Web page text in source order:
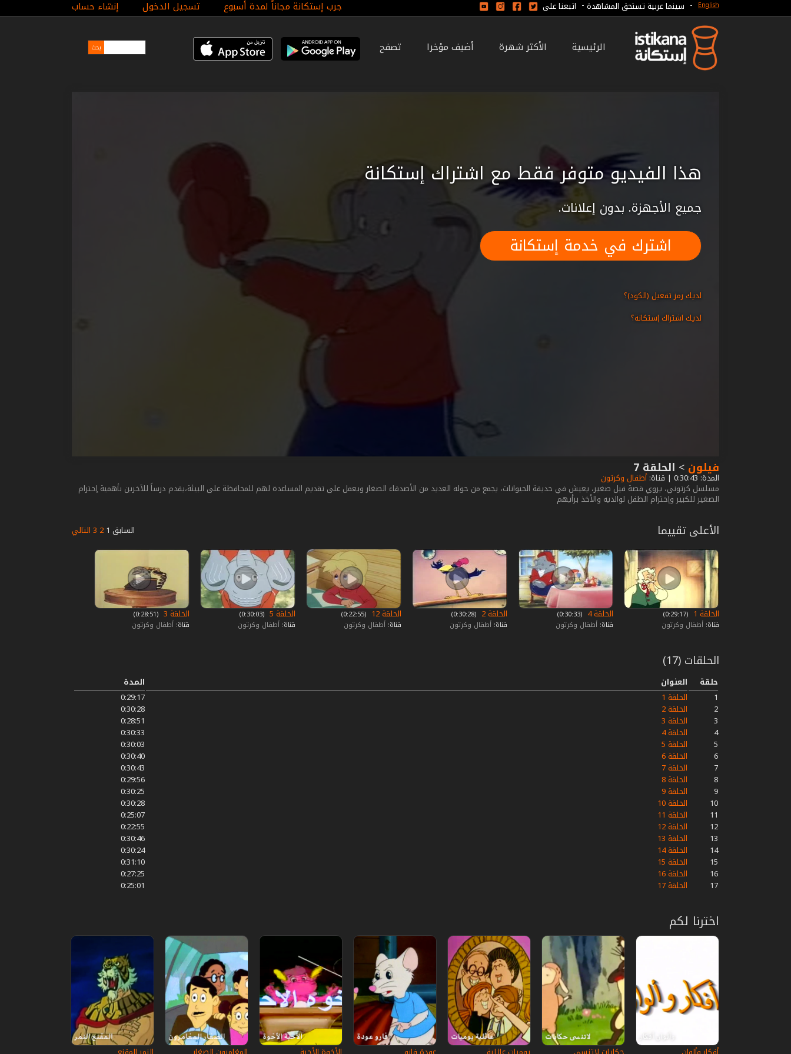
جرب إستكانة مجاناً لمدة أسبوع تسجيل الدخول إنشاء حساب English
- سينما عربية تستحق المشاهدة - اتبعنا على
الرئيسية الأكثر شهرة أضيف مؤخرا تصفح
هذا الفيديو متوفر فقط مع اشتراك إستكانة
جميع الأجهزة. بدون إعلانات.
اشترك في خدمة إستكانة
لديك رمز تفعيل (الكود)؟
لديك اشتراك إستكانة؟
فيلون > الحلقة 7
المدة: 0:30:43 | قناة: أطفال وكرتون
مسلسل كرتوني، يروي قصة فيل صغير، يعيش في حديقة الحيوانات، يجمع من حوله العديد من الأصدقاء الصغار ويعمل على تقديم المساعدة لهم للمحافظة على البيئة،يقدم درساً للآخرين بأهمية إحترام
الصغير للكبير وإحترام الطفل لوالديه والأخذ برأيهم
السابق 1
2
3 التالي الأعلى تقييما
الحلقة 1
‏ (0:29:17)
قناة: أطفال وكرتون
الحلقة 4
‏ (0:30:33)
قناة: أطفال وكرتون
الحلقة 2
‏ (0:30:28)
قناة: أطفال وكرتون
الحلقة 12
‏ (0:22:55)
قناة: أطفال وكرتون
الحلقة 5
‏ (0:30:03)
قناة: أطفال وكرتون
الحلقة 3
‏ (0:28:51)
قناة: أطفال وكرتون
الحلقات (17)
حلقة العنوان
المدة
1
الحلقة 1
0:29:17
2
الحلقة 2
0:30:28
3
الحلقة 3
0:28:51
4
الحلقة 4
0:30:33
5
الحلقة 5
0:30:03
6
الحلقة 6
0:30:40
7
الحلقة 7
0:30:43
8
الحلقة 8
0:29:56
9
الحلقة 9
0:30:25
10
الحلقة 10
0:30:28
11
الحلقة 11
0:25:07
12
الحلقة 12
0:22:55
13
الحلقة 13
0:30:46
14
الحلقة 14
0:30:24
15
الحلقة 15
0:31:10
16
الحلقة 16
0:27:25
17
الحلقة 17 0:25:01
اخترنا لكم